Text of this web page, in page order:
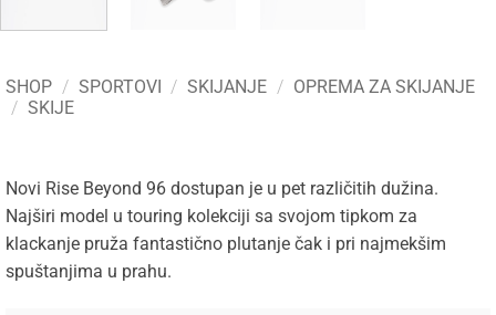
SHOP / SPORTOVI / SKIJANJE / OPREMA ZA SKIJANJE
/ SKIJE
Novi Rise Beyond 96 dostupan je u pet različitih dužina.
Najširi model u touring kolekciji sa svojom tipkom za
klackanje pruža fantastično plutanje čak i pri najmekšim
spuštanjima u prahu.